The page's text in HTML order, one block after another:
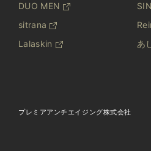
DUO MEN
sitrana
Lalaskin
あ
プレミアアンチエイジング株式会社